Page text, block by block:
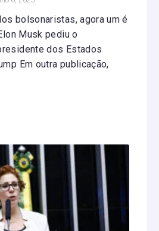
bolsonaristas, agora um é
Musk pediu o
dos Estados
Em outra publicação,